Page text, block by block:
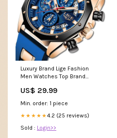
Luxury Brand Lige Fashion
Men Watches Top Brand
Men Quartz Date Clock
Waterproof Wristwatch
Chronograph Clock Man With
Box Rolex Alternatives
US$ 29.99
Min. order: 1 piece
★★★★★4.2 (25 reviews)
Sold : Login>>